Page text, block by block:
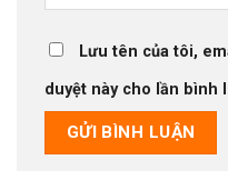
Lưu tên của tôi,
duyệt này cho lần bình